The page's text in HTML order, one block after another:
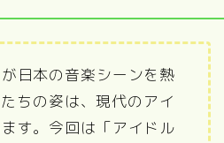
日本の音楽シーンを熱
ちの姿は、現代のアイ
す。今回は「アイドル